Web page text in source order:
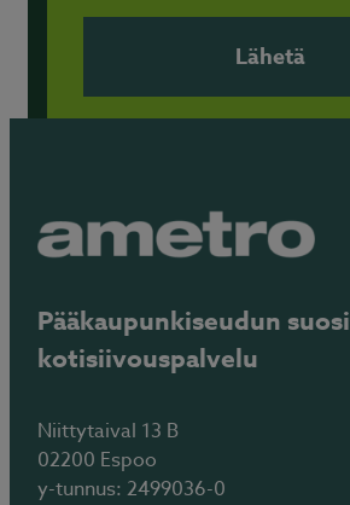
Pääkaupunkiseudun
kotisiivouspalvelu
Niittytaival 13 B
02200 Espoo
y-tunnus: 2499036-0